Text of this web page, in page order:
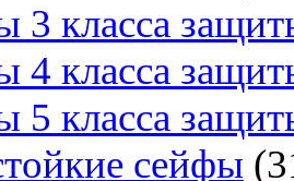
3 класса
4 класса
5 класса
сейфы